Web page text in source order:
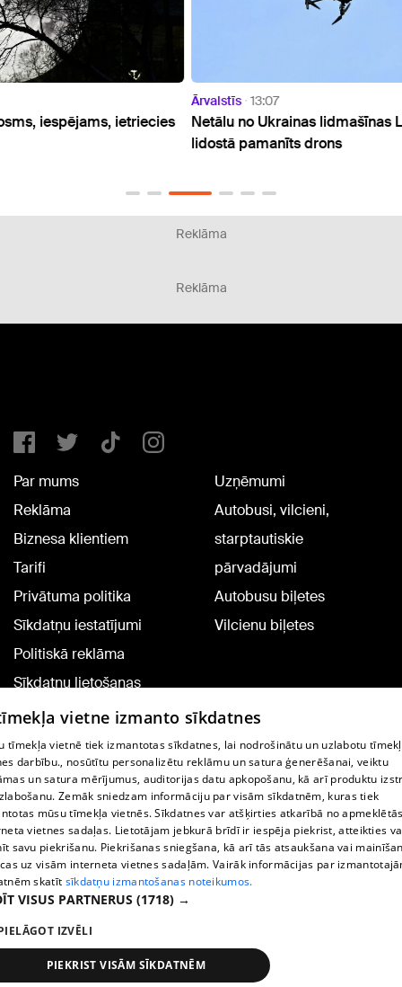
Netālu no Ukrainas lidmašīnas Leipcigas
lidostā pamanīts drons
Reklāma
Reklāma
Par mums
Reklāma
Biznesa klientiem
Tarifi
Privātuma politika
Sīkdatņu iestatījumi
Politiskā reklāma
Sīkdatņu lietošanas
noteikumi
Komentāru pievienošana
Uzņēmumi
Autobusi, vilcieni,
starptautiskie
pārvadājumi
Autobusu biļetes
Vilcienu biļetes
TV programma
Līguma noteikumi
360 Ziņu kontakti
Helio Media
Portāla palīdzības dienests: e-pasts -
All rights reserved.
vietne izmanto sīkdatnes
tīmekļa vietnē tiek izmantotas sīkdatnes, lai nodrošinātu un uzlabotu
darbību., nosūtītu personalizētu reklāmu un satura ģenerēšanai, veiktu
un satura mērījumus, auditorijas datu apkopošanu, kā arī produktu
Zemāk sniedzam informāciju par visām sīkdatnēm, kuras tiek
mūsu tīmekļa vietnēs. Sīkdatnes var atšķirties atkarībā no
vietnes sadaļas. Lietotājam jebkurā brīdī ir iespēja piekrist, atteikties
savu piekrišanu. Piekrišanas sniegšana, kā arī tās atsaukšana vai
uz visām interneta vietnes sadaļām. Vairāk informācijas par
skatīt sīkdatņu izmantošanas noteikumos.
VISUS PARTNERUS (1718) →
IZVĒLI
PIEKRIST VISĀM SĪKDATNĒM